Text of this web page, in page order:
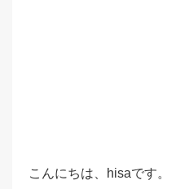
こんにちは、hisaです。